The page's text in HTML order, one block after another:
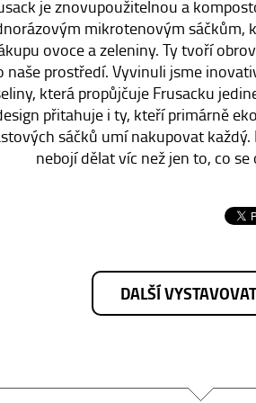
je znovupoužitelnou a
mikrotenovým sáčkům,
ovoce a zeleniny. Ty tvoří
naše prostředí. Vyvinuli jsme
která propůjčuje Frusacku
přitahuje i ty, kteří primárně
sáčků umí nakupovat každý.
nebojí dělat víc než jen to, co se
DALŠÍ